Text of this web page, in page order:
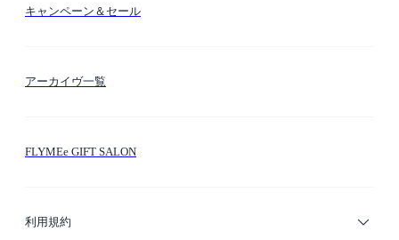
キャンペーン＆セール
アーカイヴ一覧
FLYMEe GIFT SALON
利用規約